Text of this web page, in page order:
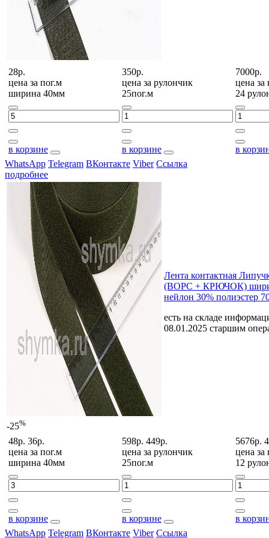
28р.
цена за пог.м
ширина 40мм
в корзине
350р.
цена за рулончик
25пог.м
в корзине
7000р.
цена за
24
в
WhatsApp Telegram ВКонтакте Viber Ссылка
подробнее
-25%
Лента контактная
(ВОРС + КРЮЧОК)
нейлон 30% полиэстер
есть на складе
08.01.2025 старшим
48р. 36р.
цена за пог.м
ширина 40мм
в корзине
598р. 449р.
цена за рулончик
25пог.м
в корзине
5676р.
цена за
12
в
WhatsApp Telegram ВКонтакте Viber Ссылка